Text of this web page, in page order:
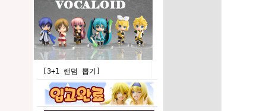
[3+1 랜덤 뽑기]